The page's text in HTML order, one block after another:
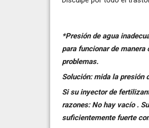
*Presión de agua
para funcionar de
problemas.
Solución: mida la presión
Si su inyector de
razones: No hay vacío .
suficientemente fuerte